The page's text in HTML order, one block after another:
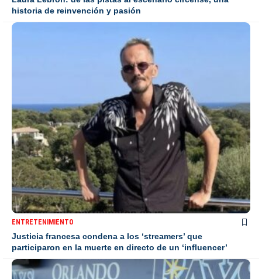
historia de reinvención y pasión
ENTRETENIMIENTO
Justicia francesa condena a los ‘streamers’ que
participaron en la muerte en directo de un ‘influencer’